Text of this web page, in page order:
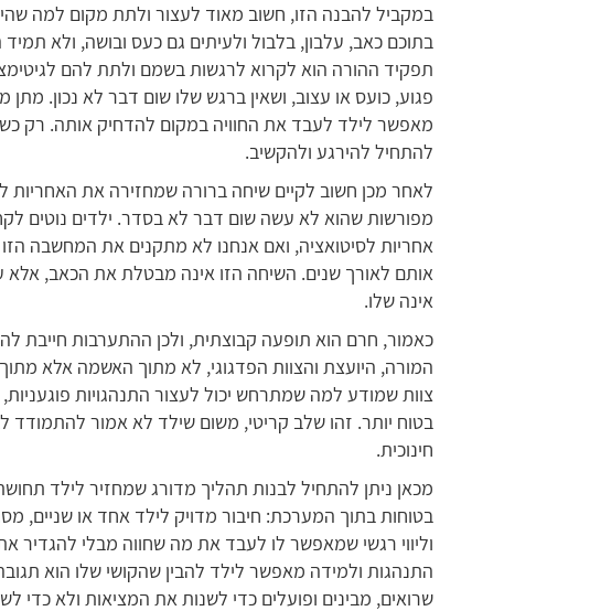
במקביל להבנה הזו, חשוב מאוד לעצור ולתת מקום למה
בתוכם כאב, עלבון, בלבול ולעיתים גם כעס ובושה, ולא
תפקיד ההורה הוא לקרוא לרגשות בשמם ולתת להם
פגוע, כועס או עצוב, ושאין ברגש שלו שום דבר לא נכון.
מאפשר לילד לעבד את החוויה במקום להדחיק אותה. רק
להתחיל להירגע ולהקשיב.
לאחר מכן חשוב לקיים שיחה ברורה שמחזירה את האחריות
מפורשות שהוא לא עשה שום דבר לא בסדר. ילדים נוטים
אחריות לסיטואציה, ואם אנחנו לא מתקנים את המחשבה
אותם לאורך שנים. השיחה הזו אינה מבטלת את הכאב,
אינה שלו.
כאמור, חרם הוא תופעה קבוצתית, ולכן ההתערבות חייבת
המורה, היועצת והצוות הפדגוגי, לא מתוך האשמה אלא מתוך
צוות שמודע למה שמתרחש יכול לעצור התנהגויות
בטוח יותר. זהו שלב קריטי, משום שילד לא אמור
חינוכית.
מכאן ניתן להתחיל לבנות תהליך מדורג שמחזיר לילד תחושת
בטוחות בתוך המערכת: חיבור מדויק לילד אחד או שניים,
וליווי רגשי שמאפשר לו לעבד את מה שחווה מבלי להגדיר
התנהגות ולמידה מאפשר לילד להבין שהקושי שלו הוא
שרואים, מבינים ופועלים כדי לשנות את המציאות ולא כדי